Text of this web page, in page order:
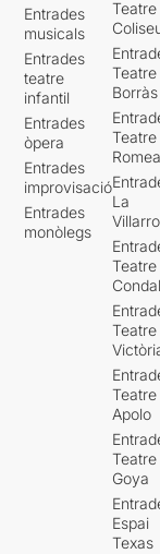
Entrades
musicals
Entrades
teatre
infantil
Entrades
òpera
Entrades
improvisació
Entrades
monòlegs
Teatre
Teatre
Borràs
Teatre
Romea
La
Teatre
Condal
Teatre
Teatre
Apolo
Teatre
Goya
Espai
Texas